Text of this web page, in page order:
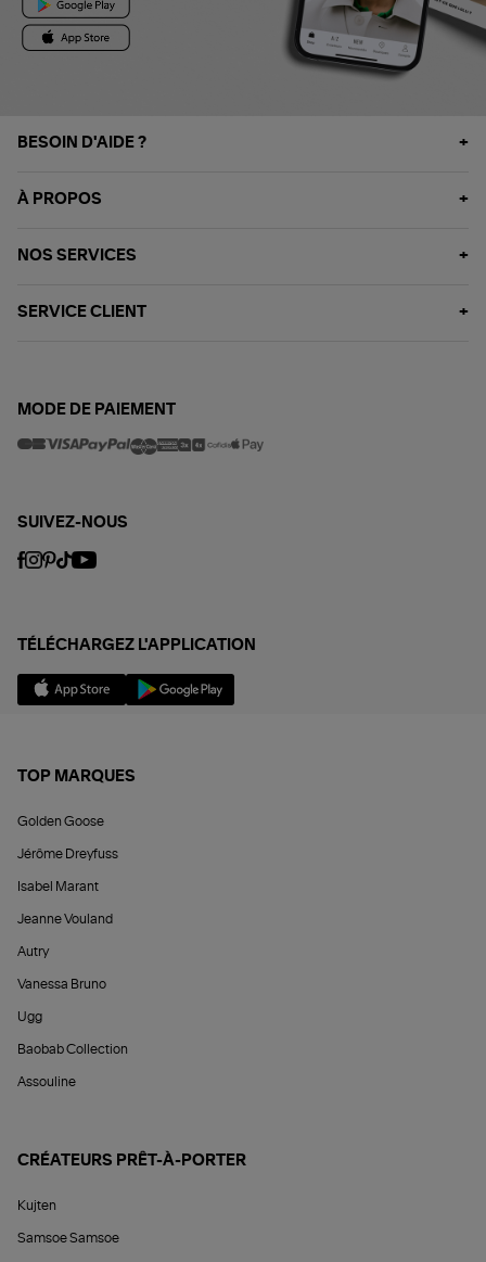
BESOIN D'AIDE ?
À PROPOS
NOS SERVICES
SERVICE CLIENT
MODE DE PAIEMENT
SUIVEZ-NOUS
TÉLÉCHARGEZ L'APPLICATION
TOP MARQUES
Golden Goose
Jérôme Dreyfuss
Isabel Marant
Jeanne Vouland
Autry
Vanessa Bruno
Ugg
Baobab Collection
Assouline
CRÉATEURS PRÊT-À-PORTER
Kujten
Samsoe Samsoe